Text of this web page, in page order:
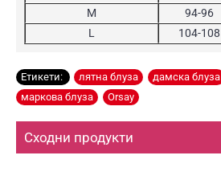
M
94-96
L
104-108
Етикети: лятна блуза дамска блуза
маркова блуза
Orsay
Сходни продукти